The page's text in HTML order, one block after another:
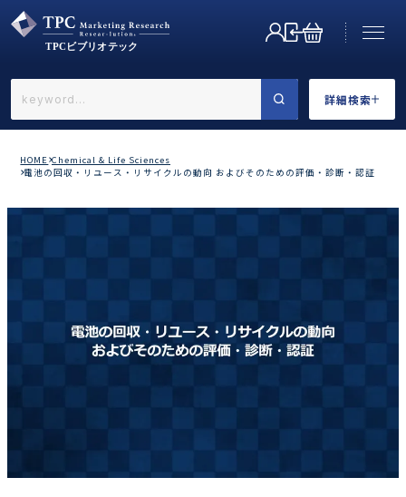
詳細検索
←戻る
調査の種類で選ぶ
HOME Chemical & Life Sciences
電池の回収・リユース・リサイクルの動向 およびそのための評価・診断・認証